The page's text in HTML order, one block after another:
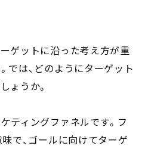
ゲットに沿った考え方が重
では、どのようにターゲット
ょうか。
ティングファネルです。フ
で、ゴールに向けてターゲ